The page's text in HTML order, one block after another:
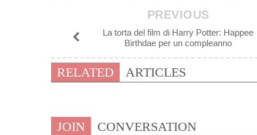
PREVIOUS
La torta del film di Harry Potter: Happee
Birthdae per un compleanno
RELATED ARTICLES
JOIN CONVERSATION